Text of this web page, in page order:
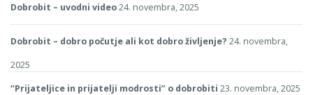
Dobrobit – uvodni video24. novembra, 2025
Dobrobit – dobro počutje ali kot dobro življenje? 24. novembra,
2025
“Prijateljice in prijatelji modrosti” o dobrobiti 23. novembra, 2025